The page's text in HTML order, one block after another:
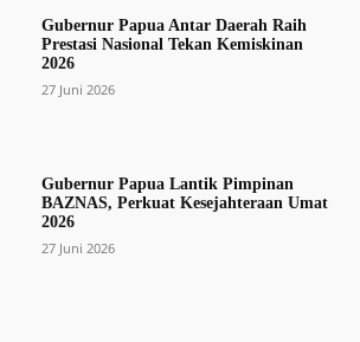
Gubernur Papua Antar Daerah Raih
Prestasi Nasional Tekan Kemiskinan
2026
27 Juni 2026
Gubernur Papua Lantik Pimpinan
BAZNAS, Perkuat Kesejahteraan Umat
2026
27 Juni 2026